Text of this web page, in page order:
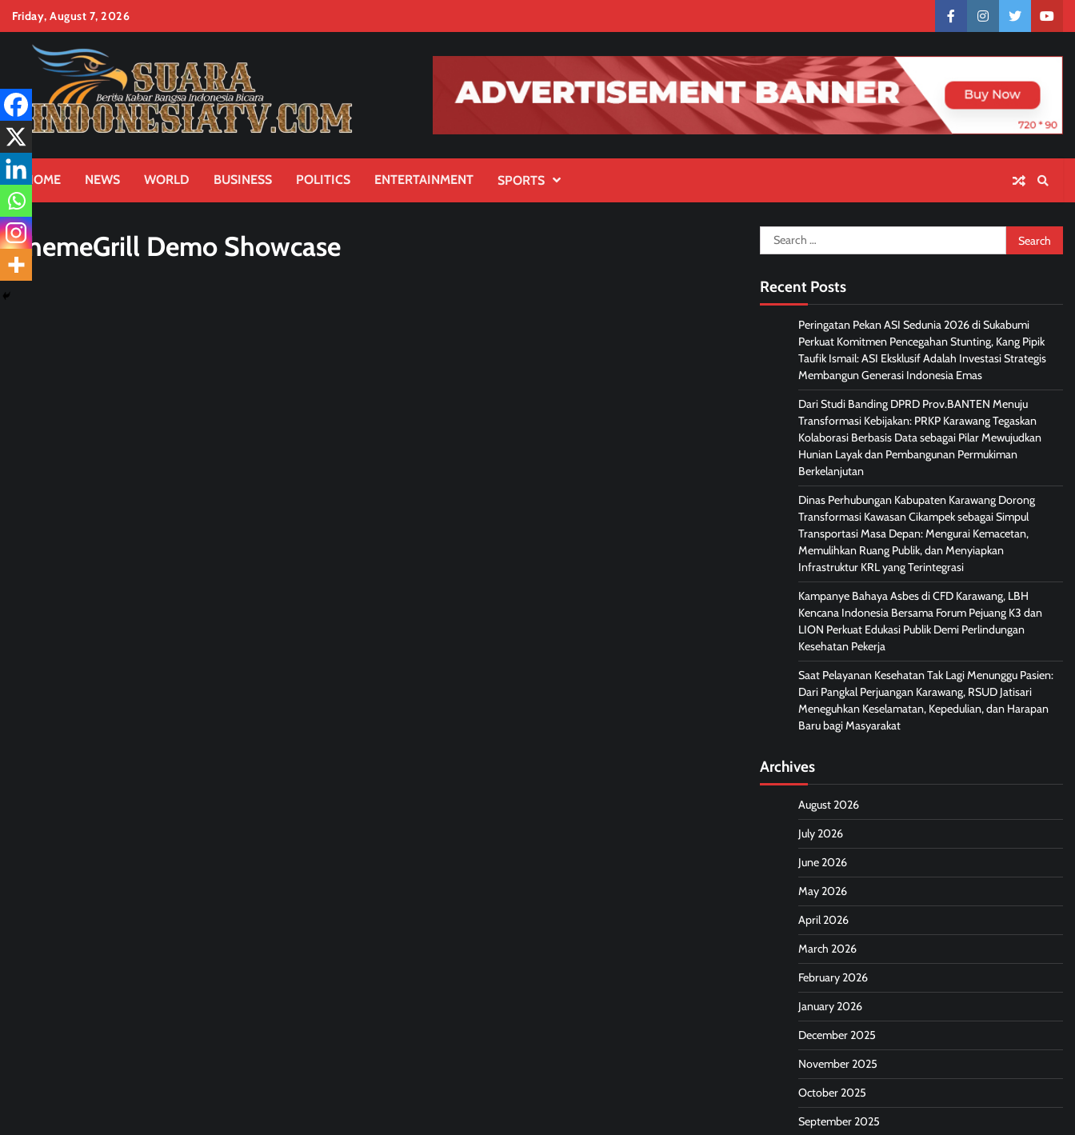
Skip
content
Friday, August 7, 2026
facebookinstagramtwitter
HOME NEWS WORLD BUSINESS POLITICS ENTERTAINMENT SPORTS
ThemeGrill Demo Showcase
Search
for:
Recent Posts
Peringatan Pekan ASI Sedunia 2026 di Sukabumi
Perkuat Komitmen Pencegahan Stunting, Kang Pipik
Taufik Ismail: ASI Eksklusif Adalah Investasi Strategis
Membangun Generasi Indonesia Emas
Dari Studi Banding DPRD Prov.BANTEN Menuju
Transformasi Kebijakan: PRKP Karawang Tegaskan
Kolaborasi Berbasis Data sebagai Pilar Mewujudkan
Hunian Layak dan Pembangunan Permukiman
Berkelanjutan
Dinas Perhubungan Kabupaten Karawang Dorong
Transformasi Kawasan Cikampek sebagai Simpul
Transportasi Masa Depan: Mengurai Kemacetan,
Memulihkan Ruang Publik, dan Menyiapkan
Infrastruktur KRL yang Terintegrasi
Kampanye Bahaya Asbes di CFD Karawang, LBH
Kencana Indonesia Bersama Forum Pejuang K3 dan
LION Perkuat Edukasi Publik Demi Perlindungan
Kesehatan Pekerja
Saat Pelayanan Kesehatan Tak Lagi Menunggu Pasien:
Dari Pangkal Perjuangan Karawang, RSUD Jatisari
Meneguhkan Keselamatan, Kepedulian, dan Harapan
Baru bagi Masyarakat
Archives
August 2026
July 2026
June 2026
May 2026
April 2026
March 2026
February 2026
January 2026
December 2025
November 2025
October 2025
September 2025